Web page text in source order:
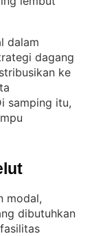
dalam
dagang
ke
samping itu,
modal,
dibutuhkan